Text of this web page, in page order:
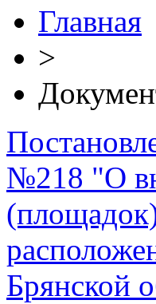
Главная
>
№218 "О
Брянской